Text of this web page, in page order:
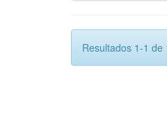
Resultados 1-1 de